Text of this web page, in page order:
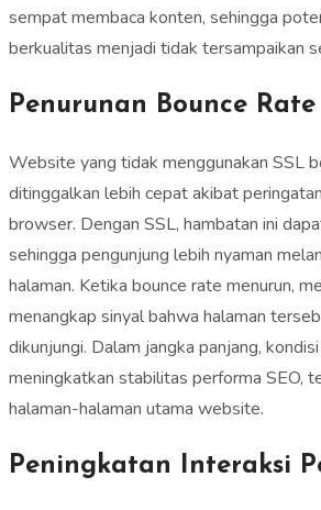
sempat membaca konten, sehingga
berkualitas menjadi tidak tersampaikan
Penurunan Bounce Rate
Website yang tidak menggunakan SSL
ditinggalkan lebih cepat akibat
browser. Dengan SSL, hambatan ini
sehingga pengunjung lebih nyaman
halaman. Ketika bounce rate menurun,
menangkap sinyal bahwa halaman
dikunjungi. Dalam jangka panjang,
meningkatkan stabilitas performa SEO,
halaman-halaman utama website.
Peningkatan Interaksi